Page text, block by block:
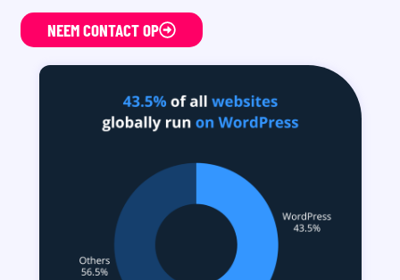
NEEM CONTACT OP